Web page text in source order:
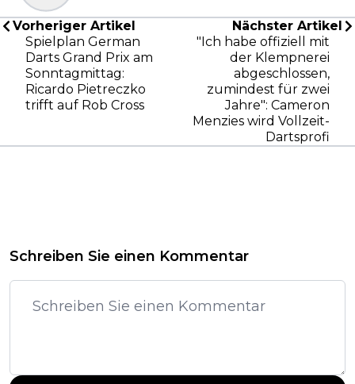
Vorheriger Artikel
Spielplan German
Darts Grand Prix am
Sonntagmittag:
Ricardo Pietreczko
trifft auf Rob Cross
Nächster Artikel
"Ich habe offiziell mit
der Klempnerei
abgeschlossen,
zumindest für zwei
Jahre": Cameron
Menzies wird Vollzeit-
Dartsprofi
Schreiben Sie einen Kommentar